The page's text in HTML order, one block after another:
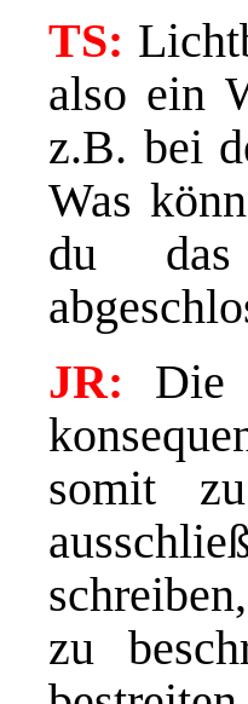
TS:
also ein
z.B. bei
Was
du
JR: Die
somit
zu